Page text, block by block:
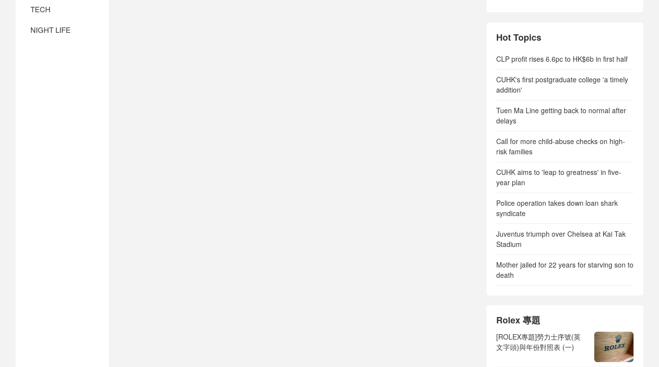
TECH
NIGHT LIFE
Hot Topics
CLP profit rises 6.6pc to HK$6b in first half
CUHK's first postgraduate college 'a timely
addition'
Tuen Ma Line getting back to normal after
delays
Call for more child-abuse checks on high-
risk families
CUHK aims to 'leap to greatness' in five-
year plan
Police operation takes down loan shark
syndicate
Juventus triumph over Chelsea at Kai Tak
Stadium
Mother jailed for 22 years for starving son to
death
Rolex 專題
[ROLEX專題]勞力士序號(英
文字頭)與年份對照表 (一)